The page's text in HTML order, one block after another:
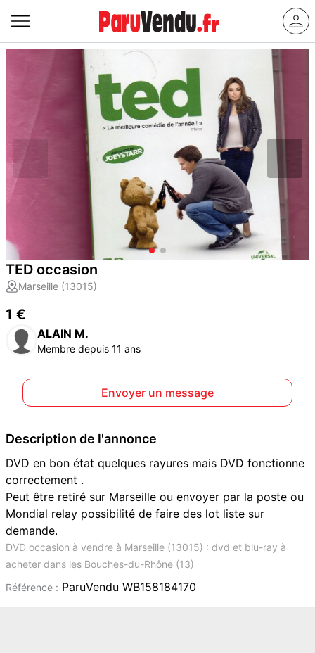
TED occasion
Marseille (13015)
1 €
ALAIN M.
Membre depuis 11 ans
Envoyer un message
Description de l'annonce
DVD en bon état quelques rayures mais DVD fonctionne
correctement .
Peut être retiré sur Marseille ou envoyer par la poste ou
Mondial relay possibilité de faire des lot liste sur
demande.
DVD occasion à vendre à Marseille (13015) : dvd et blu-ray à
acheter dans les Bouches-du-Rhône (13)
Référence : ParuVendu WB158184170